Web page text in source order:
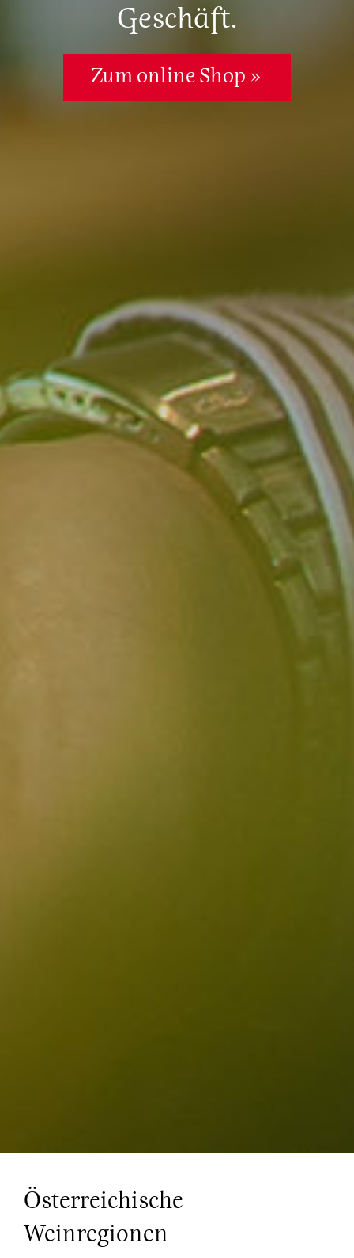
Geschäft.
Zum online Shop »
Österreichische
Weinregionen